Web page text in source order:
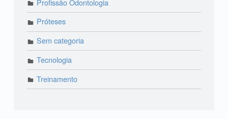
Profissão Odontologia
Próteses
Sem categoria
Tecnologia
Treinamento